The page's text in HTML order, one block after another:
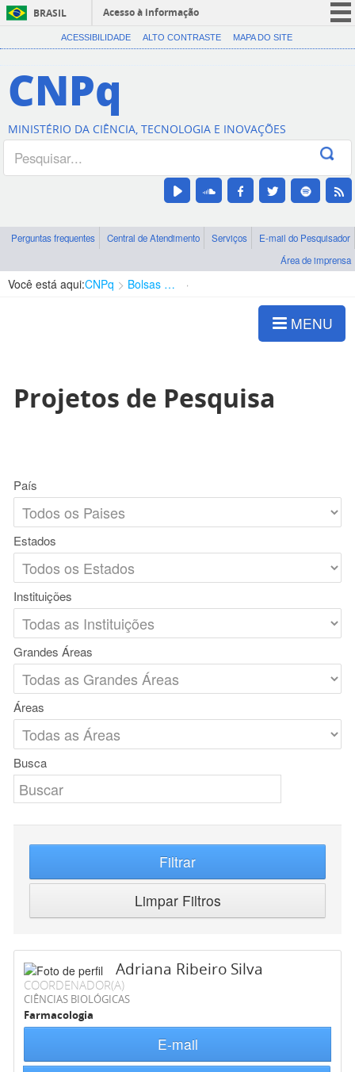
BRASIL
Acesso à informação
CORONAVÍRUS (COVID-19)
Canais
ACESSIBILIDADE ALTO CONTRASTE MAPA DO SITE
CNPq
MINISTÉRIO DA CIÊNCIA, TECNOLOGIA E INOVAÇÕES
Perguntas frequentes Central de Atendimento Serviços
E-mail do Pesquisador
Área de imprensa
Você está aqui:CNPq Bolsas e Auxílios Vigentes
MENU
Projetos de Pesquisa
País
Estados
Instituições
Grandes Áreas
Áreas
Busca
Filtrar
Limpar Filtros
Adriana Ribeiro Silva
COORDENADOR(A)
CIÊNCIAS BIOLÓGICAS
Farmacologia
E-mail